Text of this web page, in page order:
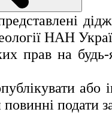
НАН
прав на будь-
або
подати